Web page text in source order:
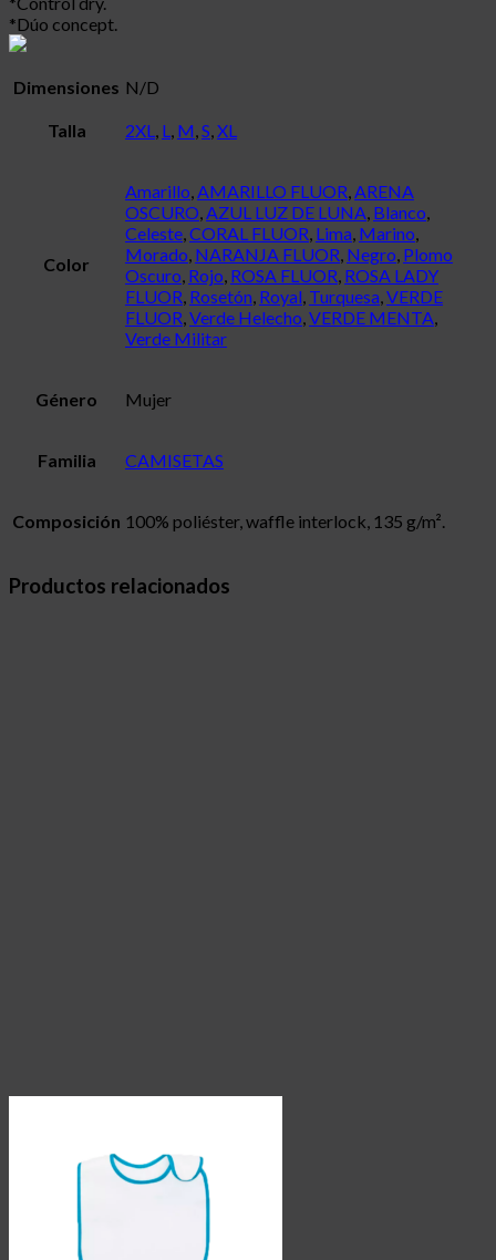
*Dúo concept.
Dimensiones N/D
Talla 2XL, L, M,S,XL
Color
Amarillo,AMARILLO FLUOR,ARENA
OSCURO,AZUL LUZ DE LUNA, Blanco,
Celeste,CORAL FLUOR, Lima, Marino,
Morado, NARANJA FLUOR, Negro, Plomo
Oscuro, Rojo, ROSA FLUOR, ROSA LADY
FLUOR, Rosetón, Royal, Turquesa,VERDE
FLUOR,Verde Helecho,VERDE MENTA,
Verde Militar
Género Mujer
Familia CAMISETAS
Composición 100% poliéster, waffle interlock, 135 g/m².
Productos relacionados